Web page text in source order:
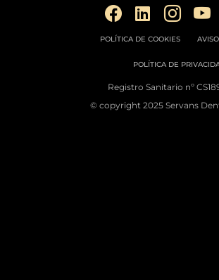
POLÍTICA DE COOKIES
POLÍTICA DE
Registro Sanitario nº
© copyright 2025 Servans